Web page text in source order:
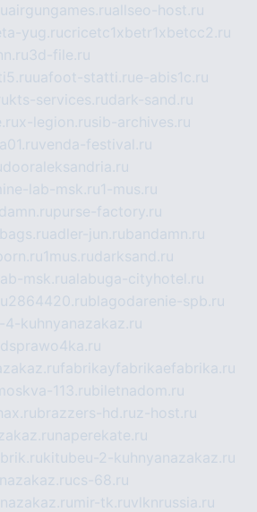
airgungames.ruallseo-host.ru
yug.rucricetc1xbetr1xbetcc2.ru
3d-file.ru
uafoot-statti.rue-abis1c.ru
kts-services.rudark-sand.ru
x-legion.rusib-archives.ru
venda-festival.ru
dooraleksandria.ru
lab-msk.ru1-mus.ru
purse-factory.ru
adler-jun.rubandamn.ru
1mus.rudarksand.ru
msk.rualabuga-cityhotel.ru
2864420.rublagodarenie-spb.ru
kuhnyanazakaz.ru
fabrikayfabrikaefabrika.ru
113.rubiletnadom.ru
brazzers-hd.ruz-host.ru
naperekate.ru
kitubeu-2-kuhnyanazakaz.ru
cs-68.ru
mir-tk.ruvlknrussia.ru